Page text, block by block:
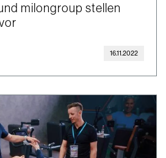
milongroup stellen
16.11.2022